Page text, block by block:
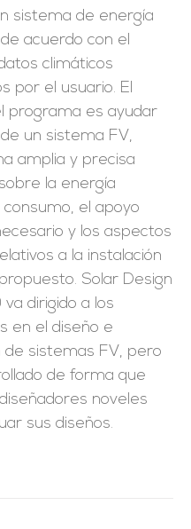
sistema de energía
acuerdo con el
climáticos
por el usuario. El
programa es ayudar
un sistema FV,
amplia y precisa
la energía
el apoyo
y los aspectos
a la instalación
Solar Design
dirigido a los
en el diseño e
de sistemas FV, pero
de forma que
noveles
sus diseños.